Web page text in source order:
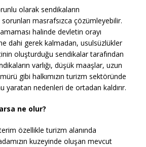
olarak sendikaların
sorunları masrafsızca çözümleyebilir.
halinde devletin orayı
dahi gerek kalmadan, usulsüzlükler
oluşturduğu sendikalar tarafından
varlığı, düşük maaşlar, uzun
gibi halkımızın turizm sektöründe
yaratan nedenleri de ortadan kaldırır.
ne olur?
özellikle turizm alanında
kuzeyinde oluşan mevcut